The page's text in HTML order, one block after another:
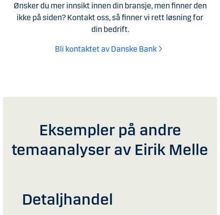
Ønsker du mer innsikt innen din bransje, men finner den
ikke på siden? Kontakt oss, så finner vi rett løsning for
din bedrift.
Bli kontaktet av Danske Bank
Eksempler på andre
temaanalyser av Eirik Melle
Detaljhandel